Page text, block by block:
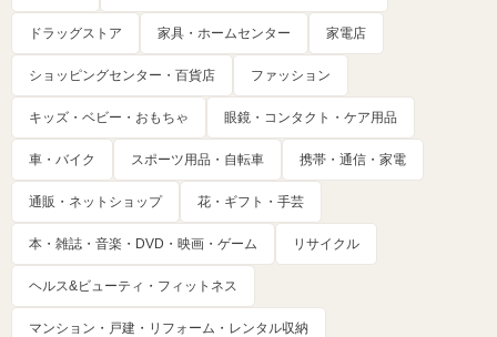
ドラッグストア 家具・ホームセンター 家電店
ショッピングセンター・百貨店 ファッション
キッズ・ベビー・おもちゃ 眼鏡・コンタクト・ケア用品
車・バイク スポーツ用品・自転車 携帯・通信・家電
通販・ネットショップ 花・ギフト・手芸
本・雑誌・音楽・DVD・映画・ゲーム リサイクル
ヘルス&ビューティ・フィットネス
マンション・戸建・リフォーム・レンタル収納